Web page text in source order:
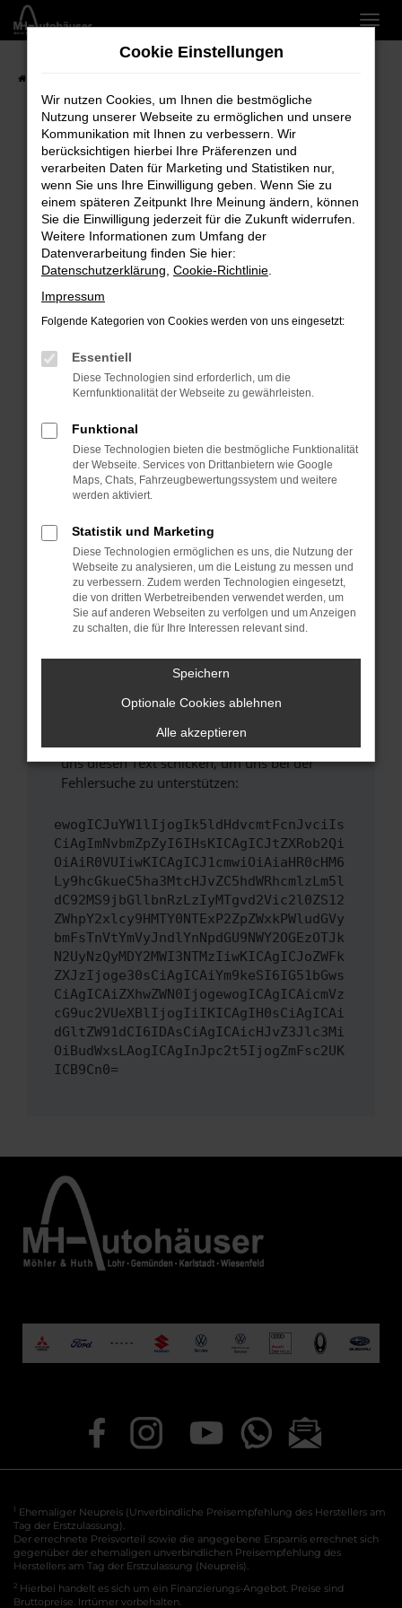
Zum
Hauptinhalt
Fehler: Network Error
Beim Laden ist ein Fehler aufgetreten.
Hier sind ein paar Tipps, die dir helfen können:
Überprüfe deine Firewall und deine
Internetverbindung.
Laden andere Webseiten, zum Beispiel deine
Suchmaschine?
Manche Erweiterungen, wie Werbeblocker,
können das Laden bestimmter Seiten
anderen Browser oder in einem privaten
Fenster?
Starte dein Gerät neu.
Das kann manchmal helfen, vorübergehende
Stelle sicher, dass dein Browser und dein
Betriebssystem auf dem neuesten Stand
sind.
Veraltete Software birgt nicht nur ein
Sicherheitsrisiko, sondern kann auch dazu
führen, dass bestimmte Funktionen nicht mehr
unterstützt werden.
Wende dich an den Webseitenbetreiber.
Wenn du alle oben genannten Schritte versucht
versuchen, das Problem zu beheben. Du kannst
uns diesen Text schicken, um uns bei der
Fehlersuche zu unterstützen:
ewogICJuYW1lIjogIk5ldHdvcmtFcnJvciIs
CiAgImNvbmZpZyI6IHsKICAgICJtZXRob2Qi
OiAiR0VUIiwKICAgICJ1cmwiOiAiaHR0cHM6
Ly9hcGkueC5ha3MtcHJvZC5hdWRhcmlzLm5l
dC92MS9jbGllbnRzLzIyMTgvd2Vic2l0ZS12
ZWhpY2xlcy9HMTY0NTExP2ZpZWxkPWludGVy
bmFsTnVtYmVyJndlYnNpdGU9NWY2OGEzOTJk
N2UyNzQyMDY2MWI3NTMzIiwKICAgICJoZWFk
ZXJzIjoge30sCiAgICAiYm9keSI6IG51bGws
CiAgICAiZXhwZWN0IjogewogICAgICAicmVz
cG9uc2VUeXBlIjogIiIKICAgIH0sCiAgICAi
dGltZW91dCI6IDAsCiAgICAicHJvZ3Jlc3Mi
OiBudWxsLAogICAgInJpc2t5IjogZmFsc2UK
ICB9Cn0=
1 Ehemaliger Neupreis (Unverbindliche Preisempfehlung des Herstellers am
Tag der Erstzulassung).
Der errechnete Preisvorteil sowie die angegebene Ersparnis errechnet sich
gegenüber der ehemaligen unverbindlichen Preisempfehlung des
Herstellers am Tag der Erstzulassung (Neupreis).
2 Hierbei handelt es sich um ein Finanzierungs-Angebot. Preise sind
Bruttopreise. Irrtümer vorbehalten.
Cookie Einstellungen
Wir nutzen Cookies, um Ihnen die bestmögliche
Nutzung unserer Webseite zu ermöglichen und unsere
Kommunikation mit Ihnen zu verbessern. Wir
berücksichtigen hierbei Ihre Präferenzen und
verarbeiten Daten für Marketing und Statistiken nur,
wenn Sie uns Ihre Einwilligung geben. Wenn Sie zu
einem späteren Zeitpunkt Ihre Meinung ändern, können
Sie die Einwilligung jederzeit für die Zukunft widerrufen.
Weitere Informationen zum Umfang der
Datenverarbeitung finden Sie hier:
Datenschutzerklärung Cookie-Richtlinie
Impressum
Folgende Kategorien von Cookies werden von uns eingesetzt:
Essentiell
Diese Technologien sind erforderlich, um die
Kernfunktionalität der Webseite zu gewährleisten.
Funktional
Diese Technologien bieten die bestmögliche Funktionalität
der Webseite. Services von Drittanbietern wie Google
Maps, Chats, Fahrzeugbewertungssystem und weitere
werden aktiviert.
Statistik und Marketing
Diese Technologien ermöglichen es uns, die Nutzung der
Webseite zu analysieren, um die Leistung zu messen und
zu verbessern. Zudem werden Technologien eingesetzt,
die von dritten Werbetreibenden verwendet werden, um
Sie auf anderen Webseiten zu verfolgen und um Anzeigen
zu schalten, die für Ihre Interessen relevant sind.
Speichern
Optionale Cookies ablehnen
Alle akzeptieren